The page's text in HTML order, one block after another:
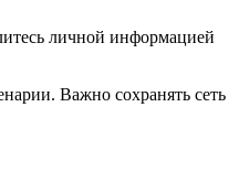
личной информацией
Важно сохранять сеть